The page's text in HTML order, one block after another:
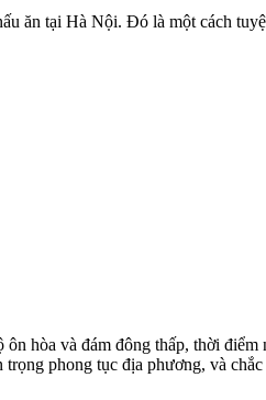
ăn tại Hà Nội. Đó là một cách
hòa và đám đông thấp, thời
phong tục địa phương, và